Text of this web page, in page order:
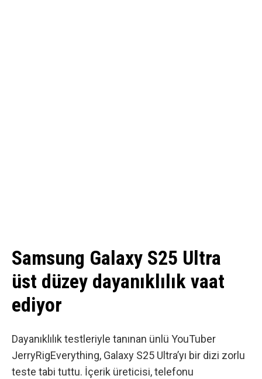
Samsung Galaxy S25 Ultra
üst düzey dayanıklılık vaat
ediyor
Dayanıklılık testleriyle tanınan ünlü YouTuber
JerryRigEverything, Galaxy S25 Ultra’yı bir dizi zorlu
teste tabi tuttu. İçerik üreticisi, telefonu